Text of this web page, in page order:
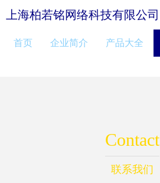
上海柏若铭网络科技有限公司
首页 企业简介 产品大全
Contact
联系我们